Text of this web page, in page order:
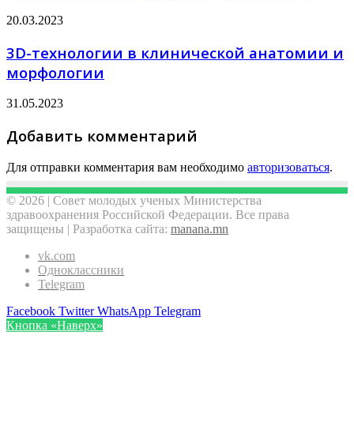
20.03.2023
3D-технологии в клинической анатомии и
морфологии
31.05.2023
Добавить комментарий
Для отправки комментария вам необходимо авторизоваться.
© 2026 | Совет молодых ученых Министерства
здравоохранения Российской Федерации. Все права
защищены | Разработка сайта: manana.mn
vk.com
Одноклассники
Telegram
Facebook Twitter WhatsApp Telegram
Кнопка «Наверх»